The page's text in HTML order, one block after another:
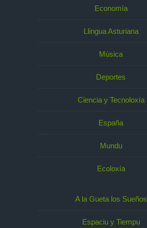
Economía
Llingua Asturiana
Música
Deportes
Ciencia y Tecnoloxía
España
Mundu
Ecoloxía
A la Gueta los Sueños
Espaciu y Tiempu